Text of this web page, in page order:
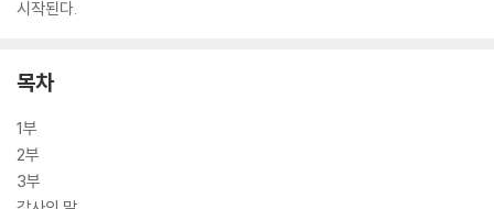
시작된다.
목차
1부
2부
3부